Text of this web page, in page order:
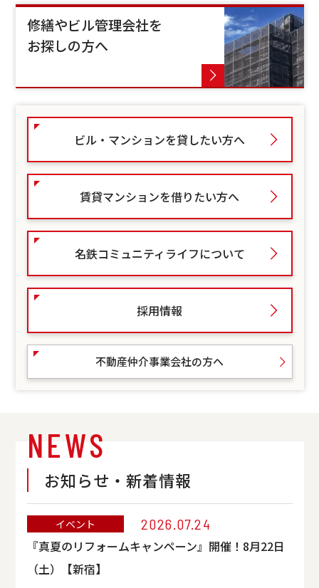
修繕やビル管理会社を
お探しの方へ
ビル・マンションを貸したい方へ
賃貸マンションを借りたい方へ
名鉄コミュニティライフについて
採用情報
不動産仲介事業会社の方へ
NEWS
お知らせ・新着情報
イベント
2026.07.24
『真夏のリフォームキャンペーン』開催！8月22日
（土）【新宿】